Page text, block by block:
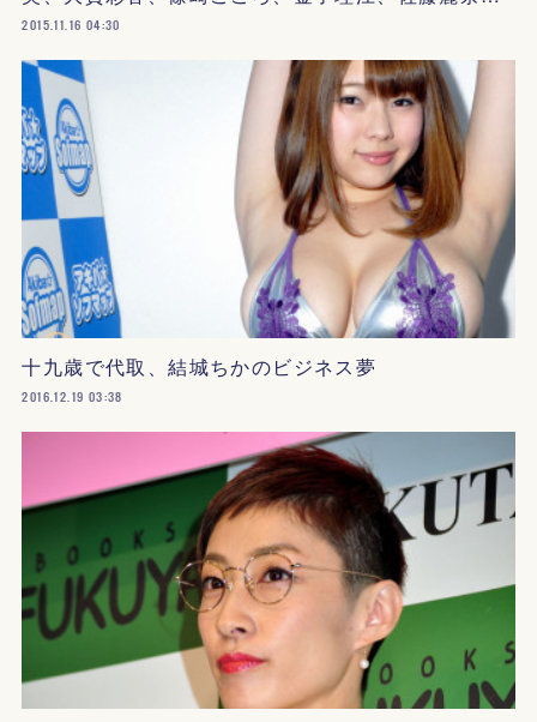
2015.11.16 04:30
十九歳で代取、結城ちかのビジネス夢
2016.12.19 03:38